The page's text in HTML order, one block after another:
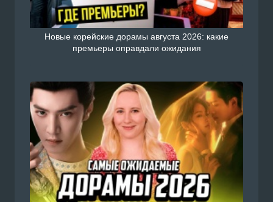
Новые корейские дорамы августа 2026: какие
премьеры оправдали ожидания